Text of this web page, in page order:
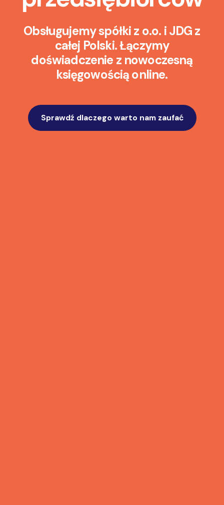
Obsługujemy spółki z o.o. i JDG z
całej Polski. Łączymy
doświadczenie z nowoczesną
księgowością online.
Sprawdź dlaczego warto nam zaufać